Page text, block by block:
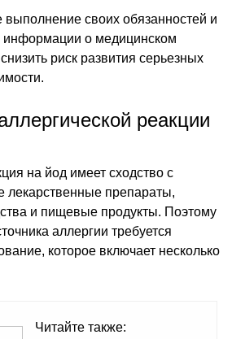
своих обязанностей и
информации о медицинском
риск развития серьезных
реакции
на йод имеет сходство с
лекарственные препараты,
и пищевые продукты. Поэтому
аллергии требуется
которое включает несколько
Читайте также: